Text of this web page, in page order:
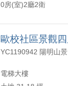
0房(室)2廳2衛
歐校社區景觀
電梯大樓